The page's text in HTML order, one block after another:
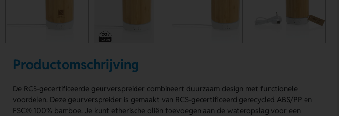
Productomschrijving
De RCS-gecertificeerde geurverspreider combineert duurzaam design met functionele
voordelen. Deze geurverspreider is gemaakt van RCS-gecertificeerd gerecycled ABS/PP en
FSC® 100% bamboe. Je kunt etherische oliën toevoegen aan de wateropslag voor een